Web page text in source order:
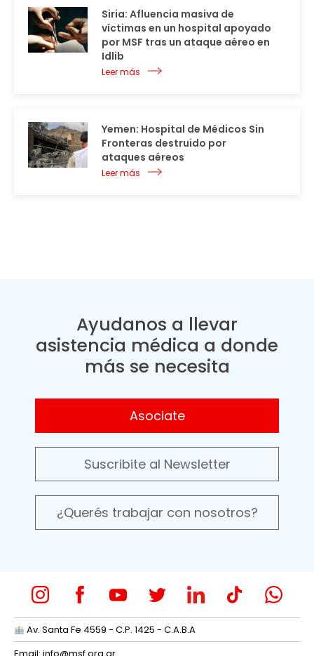
Siria: Afluencia masiva de
víctimas en un hospital apoyado
por MSF tras un ataque aéreo en
Idlib
Leer más
Yemen: Hospital de Médicos Sin
Fronteras destruido por
ataques aéreos
Leer más
Ayudanos a llevar
asistencia médica a donde
más se necesita
Asociate
Suscribite al Newsletter
¿Querés trabajar con nosotros?
Av. Santa Fe 4559 - C.P. 1425 - C.A.B.A